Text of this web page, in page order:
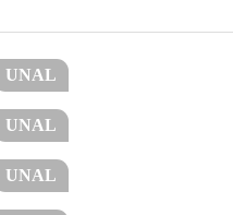
UNAL
UNAL
UNAL